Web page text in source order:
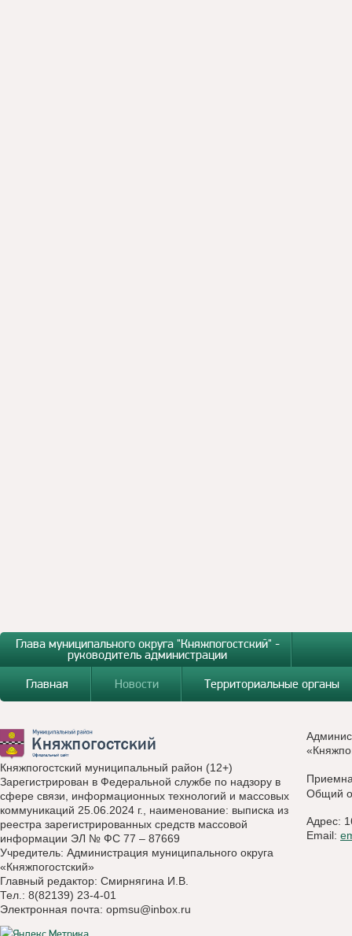
Глава муниципального округа "Княжпогостский" -
руководитель администрации
Главная
Новости Территориальные органы
Княжпогостский муниципальный район (12+)
Зарегистрирован в Федеральной службе по надзору в
сфере связи, информационных технологий и массовых
коммуникаций 25.06.2024 г., наименование: выписка из
реестра зарегистрированных средств массовой
информации ЭЛ № ФС 77 – 87669
Учредитель: Администрация муниципального округа
«Княжпогостский»
Главный редактор: Смирнягина И.В.
Тел.: 8(82139) 23-4-01
Электронная почта: opmsu@inbox.ru
Общий
Адрес:
Email: